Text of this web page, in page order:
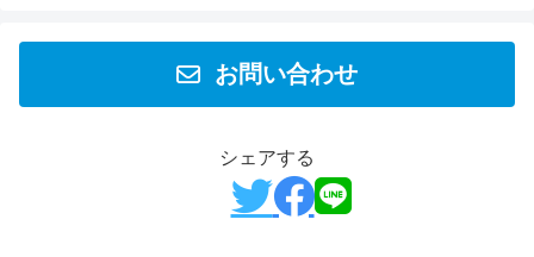
お問い合わせ
シェアする